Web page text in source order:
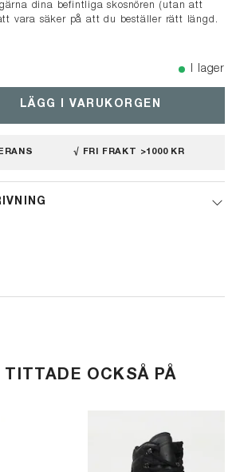
dina befintliga skosnören (utan att
vara säker på att du beställer rätt längd.
I lager
LÄGG I VARUKORGEN
√ FRI FRAKT >1000 KR
TITTADE OCKSÅ PÅ